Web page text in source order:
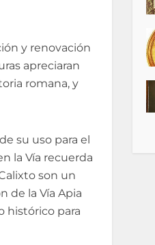
y renovación
apreciaran
romana, y
su uso para el
la Vía recuerda
son un
de la Vía Apia
histórico para